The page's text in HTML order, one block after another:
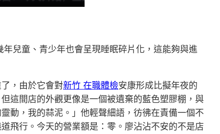
兒童、青少年也會呈現睡眠碎片化，這能夠與進
，由於它會對新竹 在職體檢安康形成比擬年夜的
這間店的外觀更像是一個被遺棄的藍色塑膠棚，與
動，我的蒜泥。」他輕聲細語，彷彿在責備一個不
飛行。今天的營業額是：零。廖沾沾不安的不是店